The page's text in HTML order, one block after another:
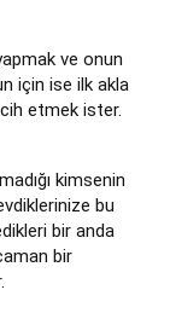
ve onun
için ise ilk akla
etmek ister.
kimsenin
bu
bir anda
bir